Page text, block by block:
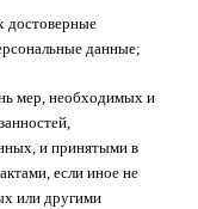
достоверные
данные;
мер, необходимых и
и принятыми в
если иное не
или другими